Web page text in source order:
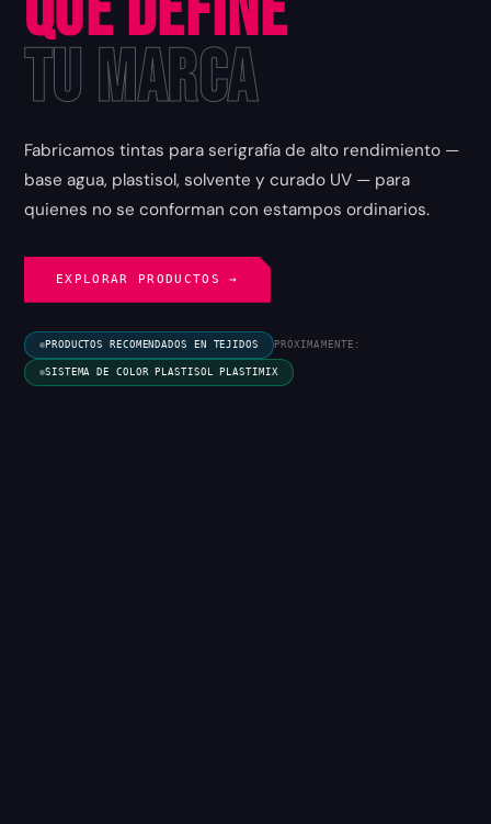
tu Marca
Fabricamos tintas para serigrafía de alto rendimiento —
base agua, plastisol, solvente y curado UV — para
quienes no se conforman con estampos ordinarios.
EXPLORAR PRODUCTOS →
PRODUCTOS RECOMENDADOS EN TEJIDOS PRÓXIMAMENTE:
SISTEMA DE COLOR PLASTISOL PLASTIMIX